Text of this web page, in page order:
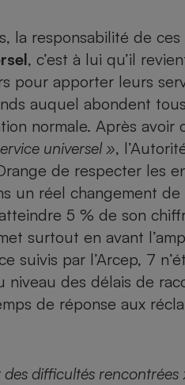
la responsabilité de
, c’est à lui qu’il
pour apporter leurs
auquel abondent
normale. Après avoir
universel »,
de respecter les
un réel changement
5 % de son
surtout en avant
suivis par l’Arcep, 7
niveau des délais de
de réponse aux
difficultés rencontrées
Champagne
bouteille de
Banque en
Lave-linge
Téléviseur
Téléphone mobile -
Matelas
Radiateur électrique
Antimoustique